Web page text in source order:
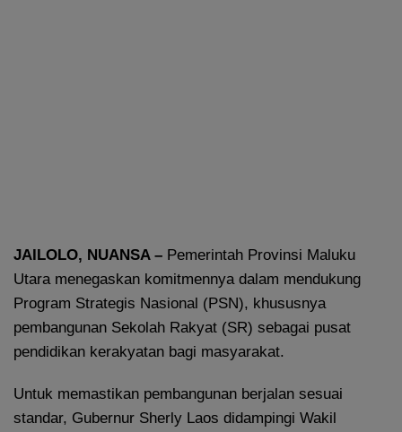
JAILOLO, NUANSA – Pemerintah Provinsi Maluku
Utara menegaskan komitmennya dalam mendukung
Program Strategis Nasional (PSN), khususnya
pembangunan Sekolah Rakyat (SR) sebagai pusat
pendidikan kerakyatan bagi masyarakat.
Untuk memastikan pembangunan berjalan sesuai
standar, Gubernur Sherly Laos didampingi Wakil